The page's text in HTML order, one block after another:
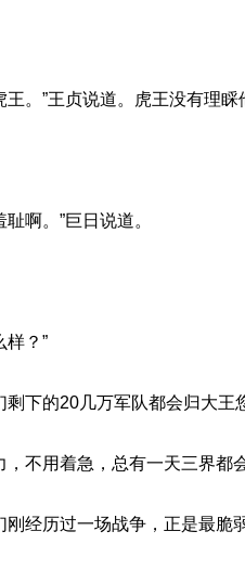
。”王贞说道。虎王没有理睬
啊。”巨日说道。
样？”
下的20几万军队都会归大王
不用着急，总有一天三界都
经历过一场战争，正是最脆